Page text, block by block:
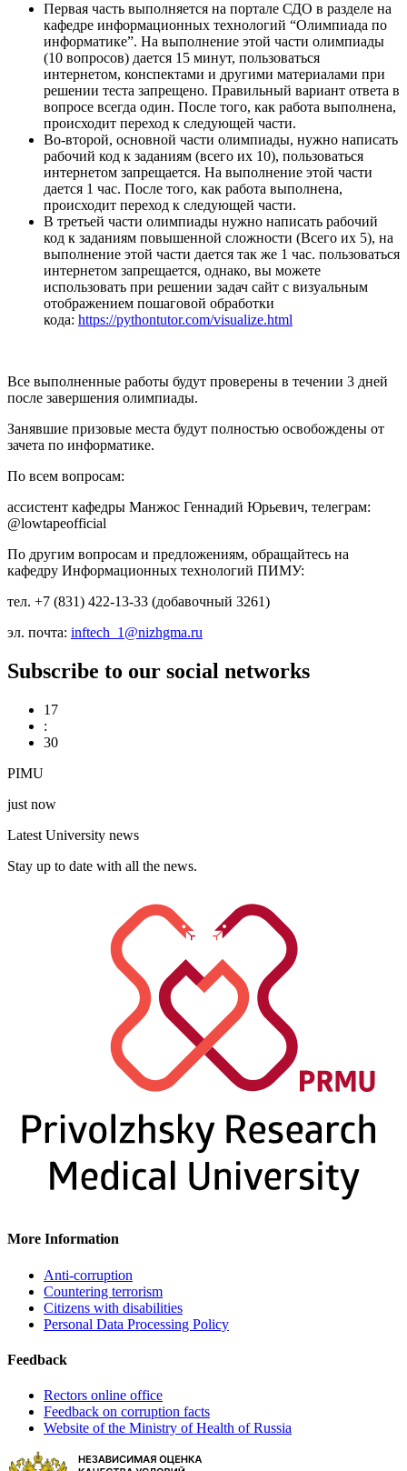
Первая часть выполняется на портале СДО в разделе на
кафедре информационных технологий “Олимпиада по
информатике”. На выполнение этой части олимпиады
(10 вопросов) дается 15 минут, пользоваться
интернетом, конспектами и другими материалами при
решении теста запрещено. Правильный вариант ответа в
вопросе всегда один. После того, как работа выполнена,
происходит переход к следующей части.
Во-второй, основной части олимпиады, нужно написать
рабочий код к заданиям (всего их 10), пользоваться
интернетом запрещается. На выполнение этой части
дается 1 час. После того, как работа выполнена,
происходит переход к следующей части.
В третьей части олимпиады нужно написать рабочий
код к заданиям повышенной сложности (Всего их 5), на
выполнение этой части дается так же 1 час. пользоваться
интернетом запрещается, однако, вы можете
использовать при решении задач сайт с визуальным
отображением пошаговой обработки
кода: https://pythontutor.com/visualize.html
Все выполненные работы будут проверены в течении 3 дней
после завершения олимпиады.
Занявшие призовые места будут полностью освобождены от
зачета по информатике.
По всем вопросам:
ассистент кафедры Манжос Геннадий Юрьевич, телеграм:
@lowtapeofficial
По другим вопросам и предложениям, обращайтесь на
кафедру Информационных технологий ПИМУ:
тел. +7 (831) 422-13-33 (добавочный 3261)
эл. почта: inftech_1@nizhgma.ru
Subscribe to our social networks
17
:
30
PIMU
just now
Latest University news
Stay up to date with all the news.
More Information
Anti-corruption
Countering terrorism
Citizens with disabilities
Personal Data Processing Policy
Feedback
Rectors online office
Feedback on corruption facts
Website of the Ministry of Health of Russia